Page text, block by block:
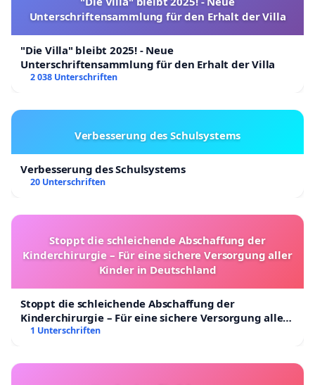
Unterschriftensammlung für den Erhalt der Villa
"Die Villa" bleibt 2025! - Neue
Unterschriftensammlung für den Erhalt der Villa
2 038 Unterschriften
Verbesserung des Schulsystems
Verbesserung des Schulsystems
20 Unterschriften
Stoppt die schleichende Abschaffung der
Kinderchirurgie – Für eine sichere Versorgung aller
Kinder in Deutschland
Stoppt die schleichende Abschaffung der
Kinderchirurgie – Für eine sichere Versorgung aller
Kinder in Deutschland
1 Unterschriften